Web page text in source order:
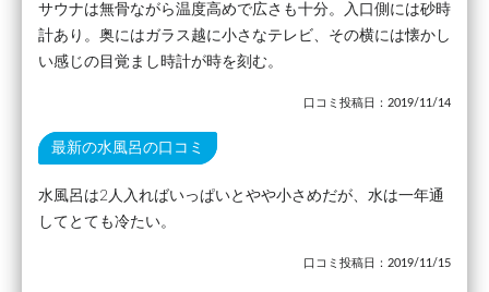
サウナは無骨ながら温度高めで広さも十分。入口側には砂時
計あり。奥にはガラス越に小さなテレビ、その横には懐かし
い感じの目覚まし時計が時を刻む。
口コミ投稿日：2019/11/14
最新の水風呂の口コミ
水風呂は2人入ればいっぱいとやや小さめだが、水は一年通
してとても冷たい。
口コミ投稿日：2019/11/15